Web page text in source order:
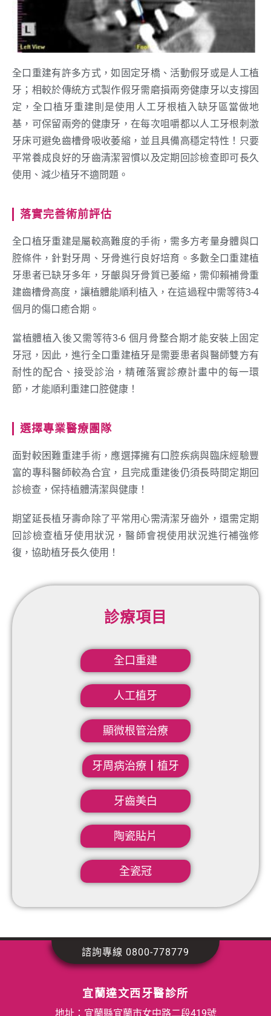
診療項目
全口重建
人工植牙
顯微根管治療
牙周病治療┃植牙
牙齒美白
陶瓷貼片
全瓷冠
全口重建有許多方式，如固定牙橋、活動假牙或是人工植
牙；相較於傳統方式製作假牙需磨損兩旁健康牙以支撐固
定，全口植牙重建則是使用人工牙根植入缺牙區當做地
基，可保留兩旁的健康牙，在每次咀嚼都以人工牙根刺激
牙床可避免齒槽骨吸收萎縮，並且具備高穩定特性！只要
平常養成良好的牙齒清潔習慣以及定期回診檢查即可長久
使用、減少植牙不適問題。
落實完善術前評估
全口植牙重建是屬較高難度的手術，需多方考量身體與口
腔條件，針對牙周、牙骨進行良好培育。多數全口重建植
牙患者已缺牙多年，牙齦與牙骨質已萎縮，需仰賴補骨重
建齒槽骨高度，讓植體能順利植入，在這過程中需等待3-4
個月的傷口癒合期。
當植體植入後又需等待3-6 個月骨整合期才能安裝上固定
牙冠，因此，進行全口重建植牙是需要患者與醫師雙方有
耐性的配合、接受診治，精確落實診療計畫中的每一環
節，才能順利重建口腔健康！
選擇專業醫療團隊
面對較困難重建手術，應選擇擁有口腔疾病與臨床經驗豐
富的專科醫師較為合宜，且完成重建後仍須長時間定期回
診檢查，保持植體清潔與健康！
期望延長植牙壽命除了平常用心需清潔牙齒外，還需定期
回診檢查植牙使用狀況，醫師會視使用狀況進行補強修
復，協助植牙長久使用！
宜蘭達文西牙醫診所
地址：宜蘭縣宜蘭市女中路二段419號
諮詢專線 0800-778779